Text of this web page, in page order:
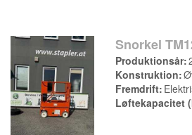
Snorkel
Produktionsår
Konstruktion
Fremdrift
Løftekapacitet